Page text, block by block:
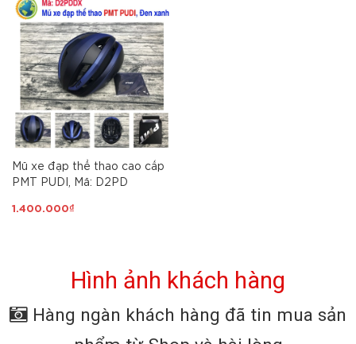
Mũ xe đạp thể thao cao cấp
PMT PUDI, Mã: D2PD
1.400.000₫
Hình ảnh khách hàng
Hàng ngàn khách hàng đã tin mua sản